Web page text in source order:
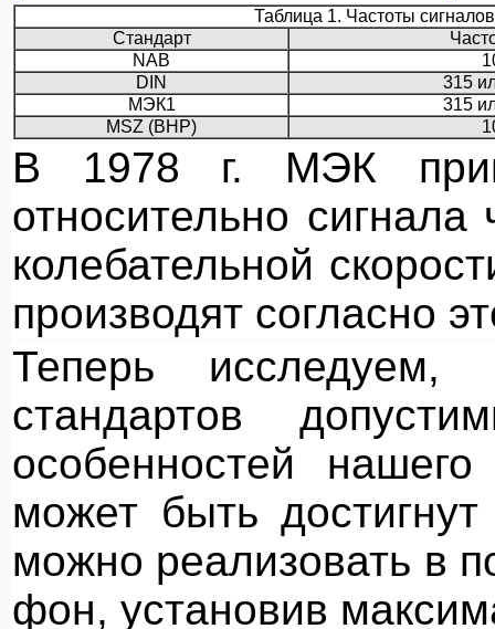
Таблица 1. Частоты
Стандарт
NAB
DIN
315
МЭК1
315
MSZ (ВНР)
В 1978 г. МЭК
относительно
колебательной
производят согласно
Теперь исследуем,
стандартов
особенностей
может быть
можно реализовать в
фон, установив